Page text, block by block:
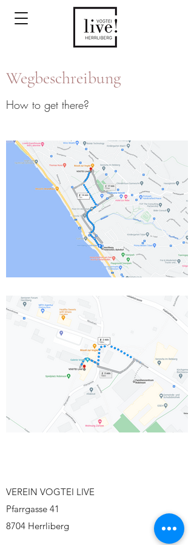
Wegbeschreibung
How to get there?
VEREIN VOGTEI LIVE
Pfarrgasse 41
8704 Herrliberg